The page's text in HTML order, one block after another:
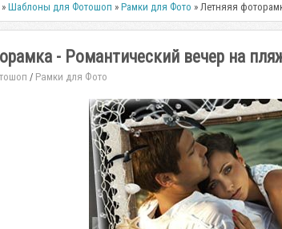
»Шаблоны для Фотошоп »Рамки для Фото » Летняяя
- Романтический вечер на
/ Рамки для Фото